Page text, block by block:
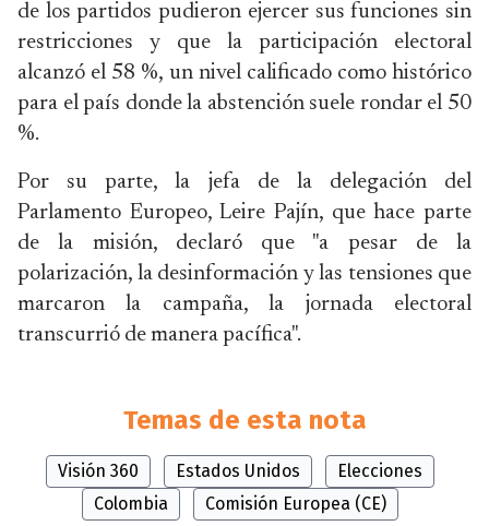
de los partidos pudieron ejercer sus funciones sin
restricciones y que la participación electoral
alcanzó el 58 %, un nivel calificado como histórico
para el país donde la abstención suele rondar el 50
%.
Por su parte, la jefa de la delegación del
Parlamento Europeo, Leire Pajín, que hace parte
de la misión, declaró que "a pesar de la
polarización, la desinformación y las tensiones que
marcaron la campaña, la jornada electoral
transcurrió de manera pacífica".
Temas de esta nota
Visión 360 Estados Unidos
Elecciones
Colombia
Comisión Europea (CE)